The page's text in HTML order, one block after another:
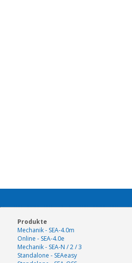
Produkte
Mechanik - SEA-4.0m
Online - SEA-4.0e
Mechanik - SEA-N / 2 / 3
Standalone - SEAeasy